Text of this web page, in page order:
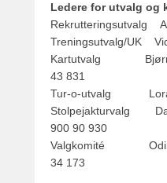
2
0
1
7
b
y
a
d
m
i
Ledere for utvalg og
Rekrutteringsutvalg
Treningsutvalg/UK
Kartutvalg Bjørn
43 831
Tur-o-utvalg
Stolpejakturvalg
900 90 930
Valgkomité
34 173